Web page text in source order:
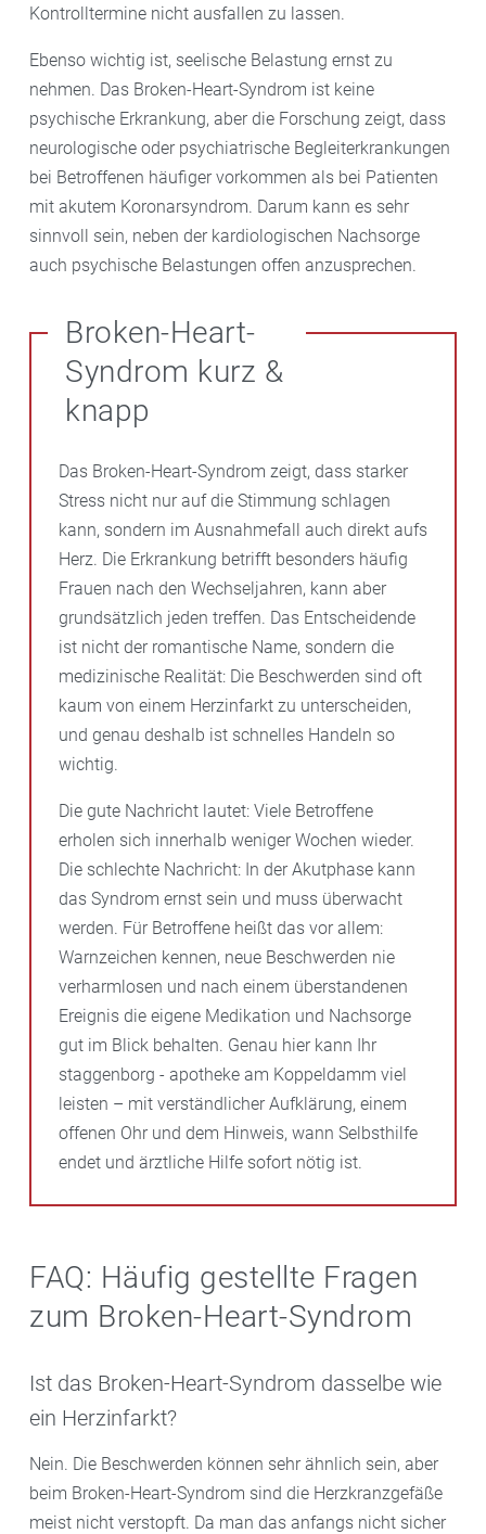
Kontrolltermine nicht ausfallen zu lassen.
Ebenso wichtig ist, seelische Belastung ernst zu
nehmen. Das Broken-Heart-Syndrom ist keine
psychische Erkrankung, aber die Forschung zeigt, dass
neurologische oder psychiatrische Begleiterkrankungen
bei Betroffenen häufiger vorkommen als bei Patienten
mit akutem Koronarsyndrom. Darum kann es sehr
sinnvoll sein, neben der kardiologischen Nachsorge
auch psychische Belastungen offen anzusprechen.
Broken-Heart-
Syndrom kurz &
knapp
Das Broken-Heart-Syndrom zeigt, dass starker
Stress nicht nur auf die Stimmung schlagen
kann, sondern im Ausnahmefall auch direkt aufs
Herz. Die Erkrankung betrifft besonders häufig
Frauen nach den Wechseljahren, kann aber
grundsätzlich jeden treffen. Das Entscheidende
ist nicht der romantische Name, sondern die
medizinische Realität: Die Beschwerden sind oft
kaum von einem Herzinfarkt zu unterscheiden,
und genau deshalb ist schnelles Handeln so
wichtig.
Die gute Nachricht lautet: Viele Betroffene
erholen sich innerhalb weniger Wochen wieder.
Die schlechte Nachricht: In der Akutphase kann
das Syndrom ernst sein und muss überwacht
werden. Für Betroffene heißt das vor allem:
Warnzeichen kennen, neue Beschwerden nie
verharmlosen und nach einem überstandenen
Ereignis die eigene Medikation und Nachsorge
gut im Blick behalten. Genau hier kann Ihr
staggenborg - apotheke am Koppeldamm viel
leisten – mit verständlicher Aufklärung, einem
offenen Ohr und dem Hinweis, wann Selbsthilfe
endet und ärztliche Hilfe sofort nötig ist.
FAQ: Häufig gestellte Fragen
zum Broken-Heart-Syndrom
Ist das Broken-Heart-Syndrom dasselbe wie
ein Herzinfarkt?
Nein. Die Beschwerden können sehr ähnlich sein, aber
beim Broken-Heart-Syndrom sind die Herzkranzgefäße
meist nicht verstopft. Da man das anfangs nicht sicher